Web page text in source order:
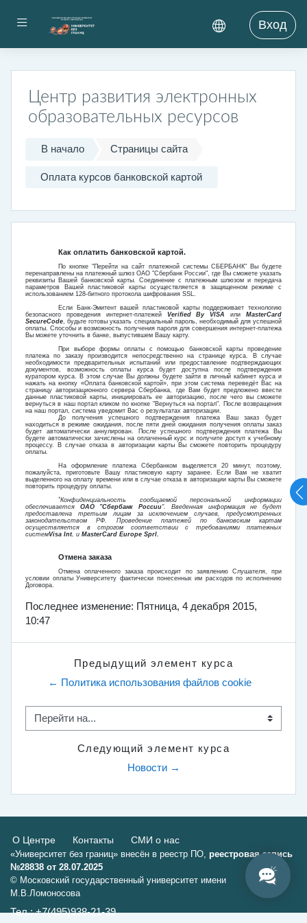
Боковая панель Вход
Центр развития электронных
образовательных ресурсов
В начало Страницы сайта
Оплата курсов банковской картой
Как оплатить банковской картой.
По кнопке "Перейти на сайт платежной системы СБЕРБАНК" Вы будете
перенаправлены на платежный шлюз ОАО "Сбербанк России", где Вы сможете указать
реквизиты Вашей банковской карты. Соединение с платежным шлюзом и передача
параметров Вашей пластиковой карты осуществляется в защищенном режиме с
использованием 128-битного протокола шифрования SSL.
Если Банк-Эмитент вашей пластиковой карты поддерживает технологию
безопасного проведения интернет-платежей Verified By VISA илиMasterCard
SecureCode, будьте готовы указать специальный пароль, необходимый для успешной
оплаты. Способы и возможность получения пароля для совершения интернет-платежа
Вы можете уточнить в банке, выпустившем Вашу карту.
При выборе формы оплаты с помощью банковской карты проведение
платежа по заказу производится непосредственно на странице курса. В случае
необходимости предварительных испытаний или предоставление подтверждающих
документов, возможность оплаты курса будет доступна после подтверждения
куратором курса. В этом случае Вы должны будете зайти в личный кабинет курса и
нажать на кнопку «Оплата банковской картой», при этом система переведёт Вас на
страницу авторизационного сервера Сбербанка, где Вам будет предложено ввести
данные пластиковой карты, инициировать ее авторизацию, после чего вы сможете
вернуться в наш портал кликом по кнопке "Вернуться на портал". После возвращения
на наш портал, система уведомит Вас о результатах авторизации.
До получения успешного подтверждения платежа Ваш заказ будет
находиться в режиме ожидания, после пяти дней ожидания получения оплаты заказ
будет автоматически аннулирован. После успешного подтверждения платежа Вы
будете автоматически зачислены на оплаченный курс и получите доступ к учебному
процессу. В случае отказа в авторизации карты Вы сможете повторить процедуру
оплаты.
На оформление платежа Сбербанком выделяется 20 минут, поэтому,
пожалуйста, приготовьте Вашу пластиковую карту заранее. Если Вам не хватит
выделенного на оплату времени или в случае отказа в авторизации карты Вы сможете
повторить процедуру оплаты.
*Конфиденциальность сообщаемой персональной информации
обеспечивается ОАО "Сбербанк России". Введенная информация не будет
предоставлена третьим лицам за исключением случаев, предусмотренных
законодательством РФ. Проведение платежей по банковским картам
осуществляется в строгом соответствии с требованиями платежных
системVisa Int. и MasterCard Europe Sprl.
Отмена заказа
Отмена оплаченного заказа происходит по заявлению Слушателя, при
условии оплаты Университету фактически понесенных им расходов по исполнению
Договора.
Последнее изменение: Пятница, 4 декабря 2015,
10:47
Предыдущий элемент курса
← Политика использования файлов сookie
Перейти на...
Следующий элемент курса
Новости →
О Центре Контакты СМИ о нас
«Университет без границ» внесён в реестр ПО, реестровая запись
№28838 от 28.07.2025
© Московский государственный университет имени
М.В.Ломоносова
Тел.: +7(495)938-21-39